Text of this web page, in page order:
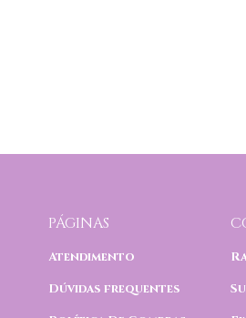
PÁGINAS
Atendimento
Dúvidas frequentes